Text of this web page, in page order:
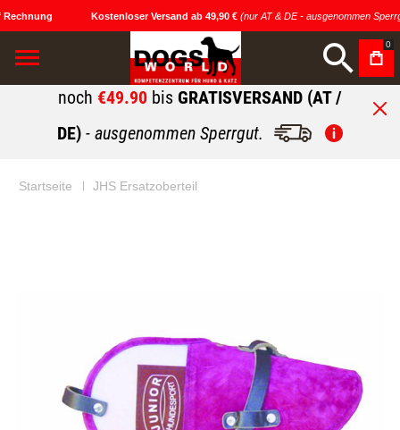
Kostenloser Versand ab 49,90 €(nur AT & DE - ausgenommen
0
noch €49.90 bis GRATISVERSAND (AT /
DE) - ausgenommen Sperrgut.
Startseite JHS Ersatzoberteil